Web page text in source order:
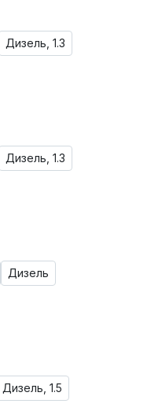
Дизель, 1.3
Дизель, 1.3
Дизель
Дизель, 1.5